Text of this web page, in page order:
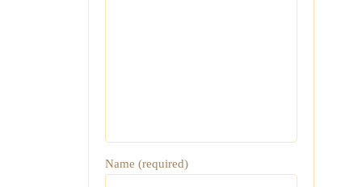
Name (required)